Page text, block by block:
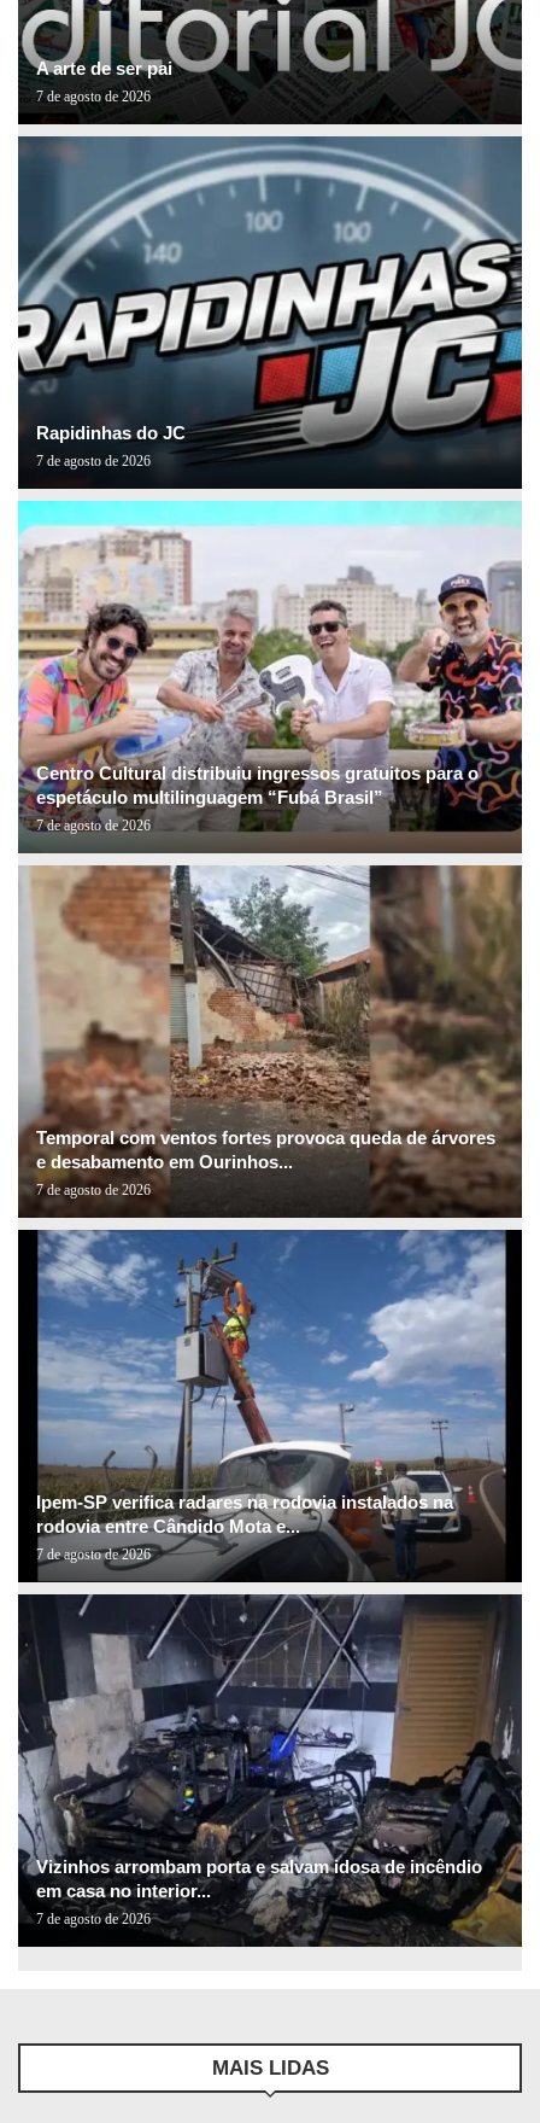
A arte de ser pai
7 de agosto de 2026
Rapidinhas do JC
7 de agosto de 2026
Centro Cultural distribuiu ingressos gratuitos para o
espetáculo multilinguagem “Fubá Brasil”
7 de agosto de 2026
Temporal com ventos fortes provoca queda de árvores
e desabamento em Ourinhos...
7 de agosto de 2026
Ipem-SP verifica radares na rodovia instalados na
rodovia entre Cândido Mota e...
7 de agosto de 2026
Vizinhos arrombam porta e salvam idosa de incêndio
em casa no interior...
7 de agosto de 2026
MAIS LIDAS